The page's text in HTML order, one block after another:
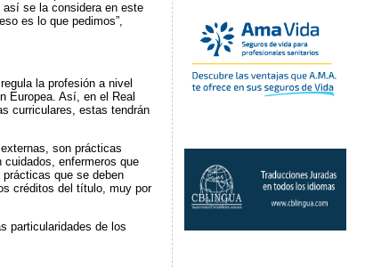
se la considera en este
es lo que pedimos”,
la profesión a nivel
Europea. Así, en el Real
curriculares, estas tendrán
son prácticas
enfermeros que
que se deben
créditos del título, muy por
particularidades de los